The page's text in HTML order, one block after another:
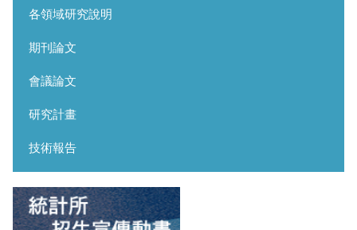
各領域研究說明
期刊論文
會議論文
研究計畫
技術報告